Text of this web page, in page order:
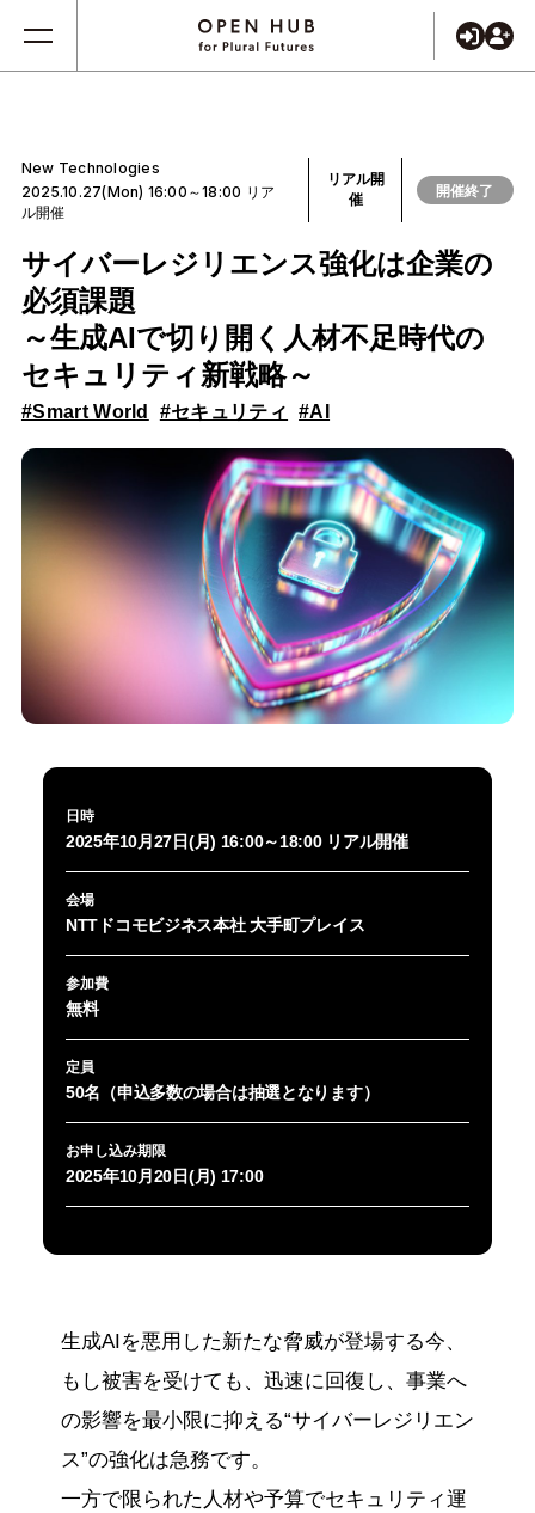
New Technologies
2025.10.27(Mon) 16:00～18:00 リア
ル開催
リアル開
催
開催終了
サイバーレジリエンス強化は企業の
必須課題
～生成AIで切り開く人材不足時代の
セキュリティ新戦略～
#Smart World #セキュリティ #AI
日時
2025年10月27日(月) 16:00～18:00 リアル開催
会場
NTTドコモビジネス本社 大手町プレイス
参加費
無料
定員
50名（申込多数の場合は抽選となります）
お申し込み期限
2025年10月20日(月) 17:00
生成AIを悪用した新たな脅威が登場する今、
もし被害を受けても、迅速に回復し、事業へ
の影響を最小限に抑える“サイバーレジリエン
ス”の強化は急務です。
一方で限られた人材や予算でセキュリティ運